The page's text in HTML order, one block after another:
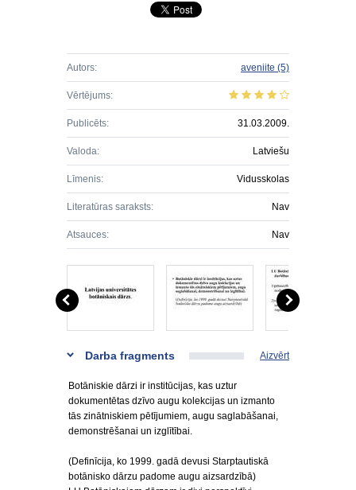
Autors: aveniite (5)
Vērtējums:
Publicēts: 31.03.2009.
Valoda: Latviešu
Līmenis: Vidusskolas
Literatūras saraksts: Nav
Atsauces: Nav
Darba fragments Aizvērt
Botāniskie dārzi ir institūcijas, kas uztur
dokumentētas dzīvo augu kolekcijas un izmanto
tās zinātniskiem pētījumiem, augu saglabāšanai,
demonstrēšanai un izglītībai.
(Definīcija, ko 1999. gadā devusi Starptautiskā
botānisko dārzu padome augu aizsardzībā)